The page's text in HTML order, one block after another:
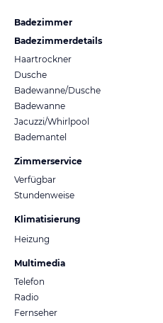
Badezimmer
Badezimmerdetails
Haartrockner
Dusche
Badewanne/Dusche
Badewanne
Jacuzzi/Whirlpool
Bademantel
Zimmerservice
Verfügbar
Stundenweise
Klimatisierung
Heizung
Multimedia
Telefon
Radio
Fernseher